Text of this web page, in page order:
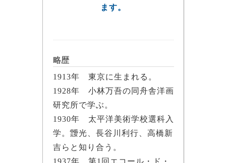
ます。
略歴
1913年 東京に生まれる。
1928年 小林万吾の同舟舎洋画
研究所で学ぶ。
1930年 太平洋美術学校選科入
学。靉光、長谷川利行、高橋新
吉らと知り合う。
1937年 第1回エコール・ド・